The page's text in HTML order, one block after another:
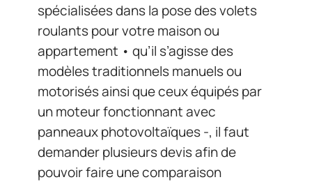
spécialisées dans la pose des volets
roulants pour votre maison ou
appartement • qu’il s’agisse des
modèles traditionnels manuels ou
motorisés ainsi que ceux équipés par
un moteur fonctionnant avec
panneaux photovoltaïques -, il faut
demander plusieurs devis afin de
pouvoir faire une comparaison